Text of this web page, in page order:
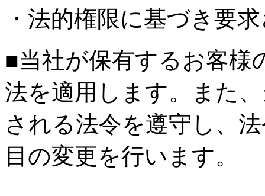
・法的権限に基づき要
■当社が保有するお客様
法を適用します。また
される法令を遵守し、
目の変更を行います。